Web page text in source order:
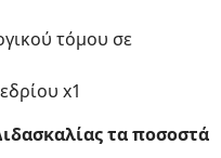
τόμου σε
x1
τα ποσοστά